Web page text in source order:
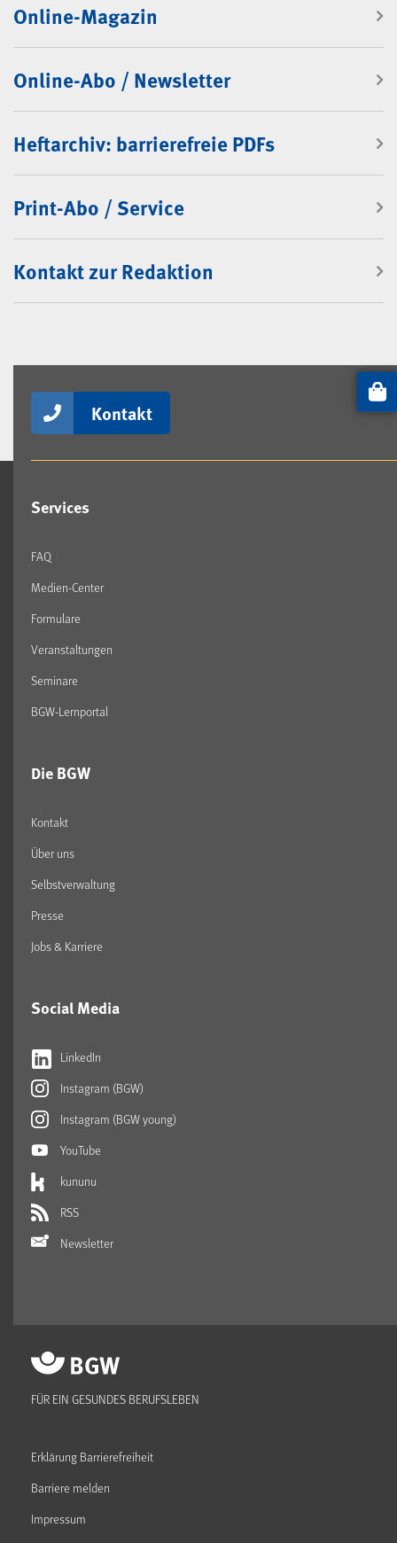
Online-Magazin
Online-Abo / Newsletter
Heftarchiv: barrierefreie PDFs
Print-Abo / Service
Kontakt zur Redaktion
Kontakt
Services
FAQ
Medien-Center
Formulare
Veranstaltungen
Seminare
BGW-Lernportal
Die BGW
Kontakt
Über uns
Selbstverwaltung
Presse
Jobs & Karriere
Social Media
LinkedIn
Instagram (BGW)
Instagram (BGW young)
YouTube
kununu
RSS
Newsletter
FÜR EIN GESUNDES BERUFSLEBEN
Erklärung Barrierefreiheit
Barriere melden
Impressum
Artikel